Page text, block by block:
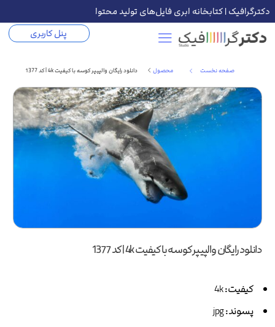
دکترگرافیک | کتابخانه ابری فایل‌های تولید محتوا
پنل کاربری
صفحه نخست محصول دانلود رایگان والپیپر کوسه با کیفیت 4k | کد 1377
دانلود رایگان والپیپر کوسه با کیفیت 4k | کد 1377
کیفیت:4k
پسوند:jpg